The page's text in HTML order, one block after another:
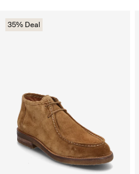
35% Deal